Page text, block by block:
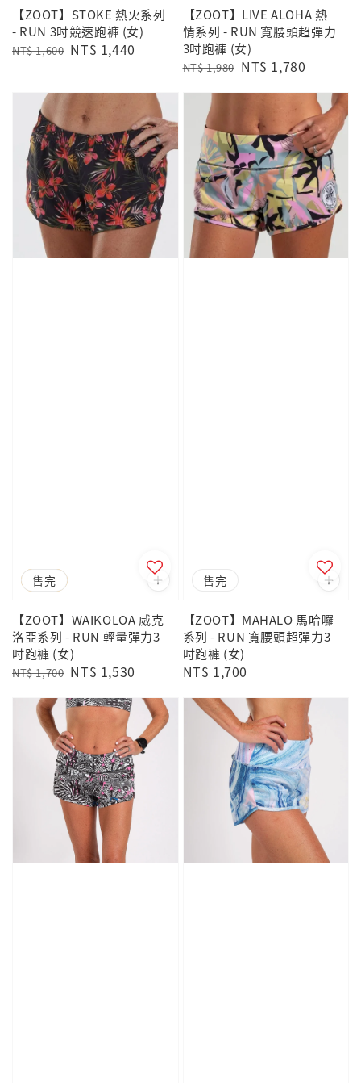
【ZOOT】STOKE 熱火系列
- RUN 3吋競速跑褲 (女)
Regular
NT$ 1,600 Sale
NT$ 1,440
【ZOOT】LIVE ALOHA 熱
情系列 - RUN 寬腰頭超彈力
3吋跑褲 (女)
Regular
NT$ 1,980 Sale
NT$ 1,780
優惠
售完
【ZOOT】WAIKOLOA 威克
洛亞系列 - RUN 輕量彈力3
吋跑褲 (女)
Regular
NT$ 1,700 Sale
NT$ 1,530
售完
【ZOOT】MAHALO 馬哈囉
系列 - RUN 寬腰頭超彈力3
吋跑褲 (女)
Regular
NT$ 1,700